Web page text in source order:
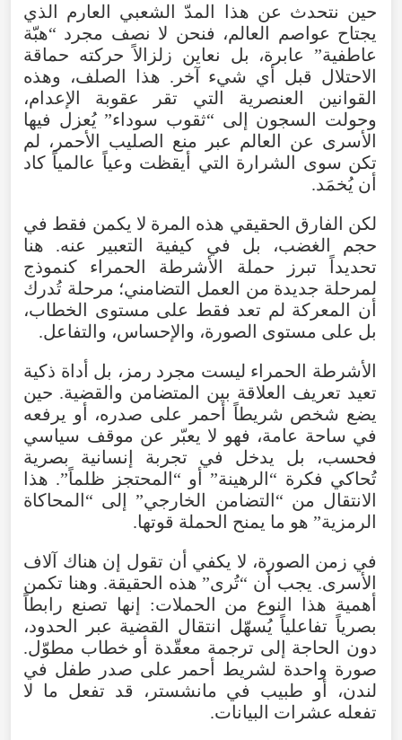
حين نتحدث عن هذا المدّ الشعبي العارم الذي
يجتاح عواصم العالم، فنحن لا نصف مجرد “هبّة
عاطفية” عابرة، بل نعاين زلزالاً حركته حماقة
الاحتلال قبل أي شيء آخر . هذا الصلف، وهذه
القوانين
العنصرية التي تقر عقوبة الإعدام،
وحولت السجون إلى “ثقوب سوداء”يُعزل فيها
الأسرى عن العالم عبر منع الصليب الأحمر ، لم
تكن سوى الشرارة التي أيقظت وعياً عالمياً كاد
أن يُخمَد.
لكن الفارق الحقيقي هذه المرة لا يكمن فقط في
حجم
الغضب، بل في كيفية التعبير عنه. هنا
تحديداً
تبرز حملة الأشرطة الحمراء
كنموذج
لمرحلة جديدة من العمل التضامني؛ مرحلة تُدرك
أن المعركة لم تعد فقط على مستوى الخطاب،
بل على مستوى الصورة، والإحساس، والتفاعل.
الأشرطة الحمراء ليست مجرد رمز ، بل أداة ذكية
تعيد تعريف العلاقة بين المتضامن والقضية. حين
يضع شخص شريطاً أحمر على صدره، أو يرفعه
في ساحة عامة، فهو لا يعبّر عن موقف سياسي
فحسب، بل يدخل في تجربة إنسانية
بصرية
تُحاكي فكرة “الرهينة” أو “المحتجز ظلماً”. هذا
الانتقال من “التضامن الخارجي” إلى “المحاكاة
الرمزية” هو ما يمنح الحملة قوتها.
في زمن الصورة، لا يكفي أن تقول إن هناك آلاف
الأسرى. يجب أن “تُرى” هذه الحقيقة. وهنا تكمن
أهمية هذا النوع من الحملات: إنها تصنع رابطاً
بصرياً تفاعلياً يُسهّل انتقال القضية عبر الحدود،
دون الحاجة إلى ترجمة معقّدة أو خطاب مطوّل.
صورة واحدة لشريط أحمر على صدر طفل في
لندن، أو طبيب في مانشستر ، قد تفعل ما
لا
تفعله عشرات البيانات.